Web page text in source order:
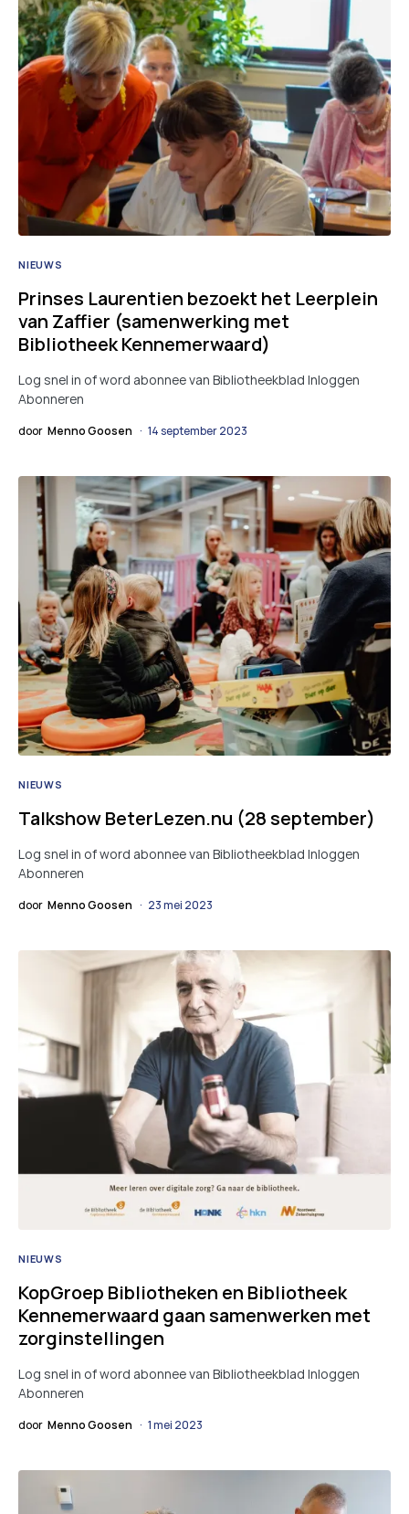
NIEUWS
Prinses Laurentien bezoekt het Leerplein
van Zaffier (samenwerking met
Bibliotheek Kennemerwaard)
Log snel in of word abonnee van Bibliotheekblad Inloggen
Abonneren
door Menno Goosen 14 september 2023
NIEUWS
Talkshow BeterLezen.nu (28 september)
Log snel in of word abonnee van Bibliotheekblad Inloggen
Abonneren
door Menno Goosen 23 mei 2023
NIEUWS
KopGroep Bibliotheken en Bibliotheek
Kennemerwaard gaan samenwerken met
zorginstellingen
Log snel in of word abonnee van Bibliotheekblad Inloggen
Abonneren
door Menno Goosen 1 mei 2023